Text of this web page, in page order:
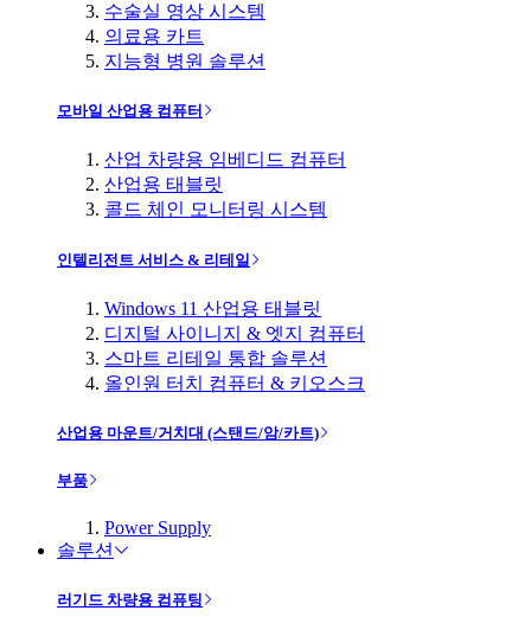
수술실 영상 시스템
의료용 카트
지능형 병원 솔루션
모바일 산업용 컴퓨터
산업 차량용 임베디드 컴퓨터
산업용 태블릿
콜드 체인 모니터링 시스템
인텔리전트 서비스 & 리테일
Windows 11 산업용 태블릿
디지털 사이니지 & 엣지 컴퓨터
스마트 리테일 통합 솔루션
올인원 터치 컴퓨터 & 키오스크
산업용 마운트/거치대 (스탠드/암/카트)
부품
Power Supply
솔루션
러기드 차량용 컴퓨팅